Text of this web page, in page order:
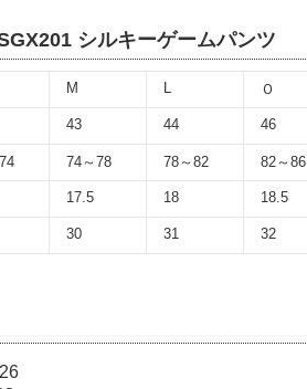
シルキーゲームパンツ
M L Ｏ
43 44 46
74～78 78～82 82～86
17.5 18 18.5
30 31 32